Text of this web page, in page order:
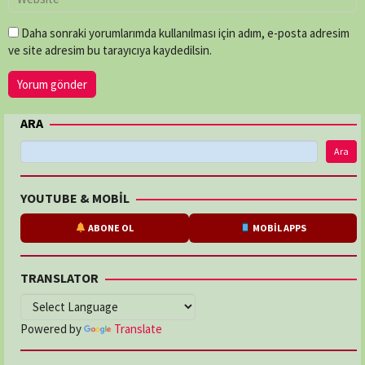
Daha sonraki yorumlarımda kullanılması için adım, e-posta adresim
ve site adresim bu tarayıcıya kaydedilsin.
ARA
Ara
YOUTUBE & MOBİL
ABONE OL MOBİL APPS
TRANSLATOR
Powered by Translate